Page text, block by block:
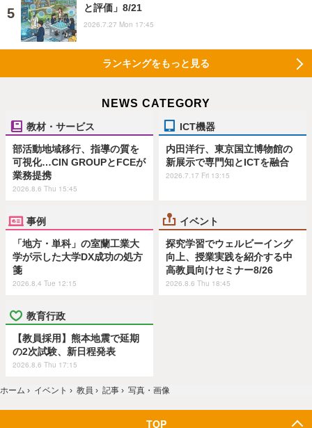
と評価」8/21
2026.7.27 Mon 17:45
ランキングをもっと見る
NEWS CATEGORY
教材・サービス
部活動地域移行、指導の質を
可視化…CIN GROUPとFCEが
業務提携
2026.8.6 Thu 15:45
ICT機器
内田洋行、東京国立博物館の
新展示で専門知とICTを融合
2026.7.17 Fri 13:15
事例
「地方・単科」の室蘭工業大
学が示した大学DX成功の処方
箋
2026.8.4 Tue 12:15
イベント
探究学習でウェルビーイング
向上、授業実践を紹介する中
高教員向けセミナー8/26
2026.8.6 Thu 18:45
教育行政
【教員採用】熊本地震で延期
の2次試験、新日程発表
2026.8.6 Thu 17:15
ホーム › イベント › 教員 › 記事 › 写真・画像
TOP